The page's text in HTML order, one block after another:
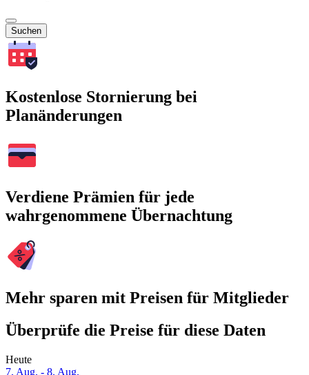
Suchen
Kostenlose Stornierung bei
Planänderungen
Verdiene Prämien für jede
wahrgenommene Übernachtung
Mehr sparen mit Preisen für Mitglieder
Überprüfe die Preise für diese Daten
Heute
7. Aug. - 8. Aug.